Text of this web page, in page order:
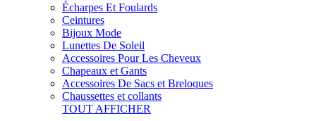
Écharpes Et Foulards
Ceintures
Bijoux Mode
Lunettes De Soleil
Accessoires Pour Les Cheveux
Chapeaux et Gants
Accessoires De Sacs et Breloques
Chaussettes et collants
TOUT AFFICHER